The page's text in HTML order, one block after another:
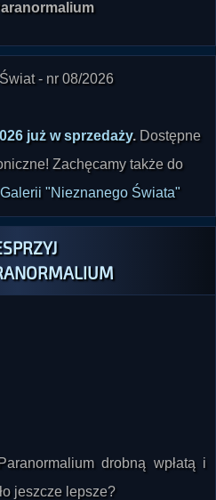
już w sprzedaży. Dostępne
Zachęcamy także do
"Nieznanego Świata"
drobną wpłatą i
jeszcze lepsze?